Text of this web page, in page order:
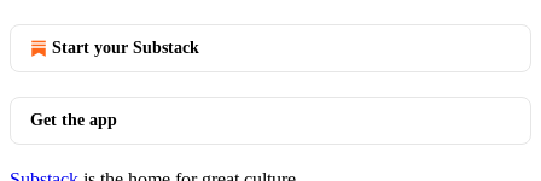
Start your Substack
Get the app